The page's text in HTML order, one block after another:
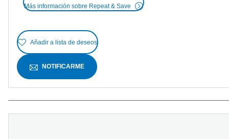
Más información sobre Repeat & Save
Añadir a lista de deseos
NOTIFICARME